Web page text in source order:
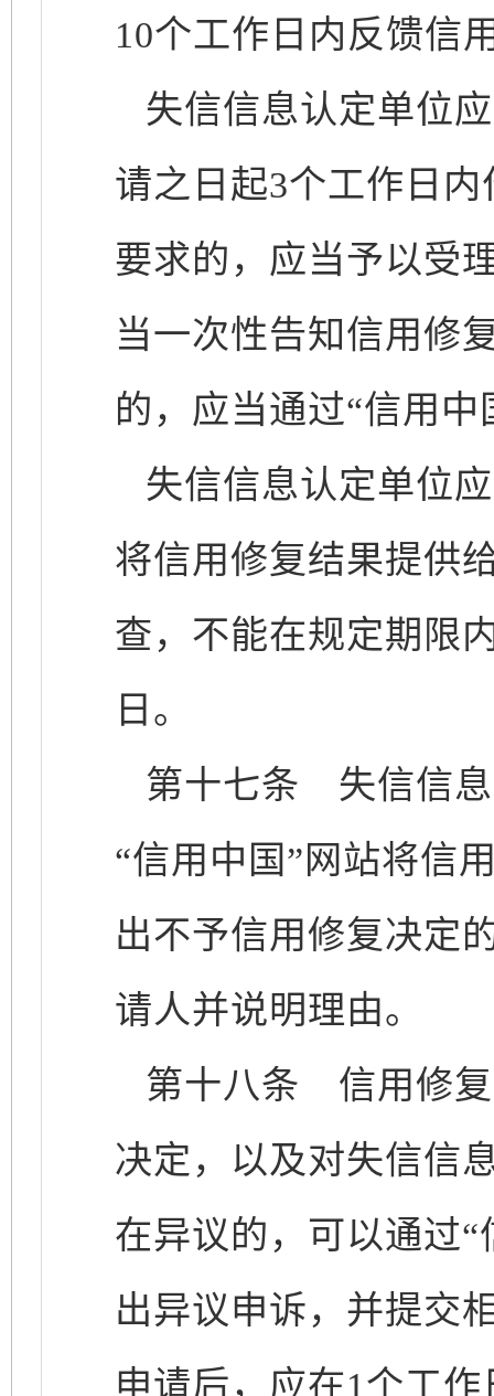
10个工作日内反馈信
失信信息认定单位
请之日起3个工作日
要求的，应当予以受
当一次性告知信用修
的，应当通过“信用
失信信息认定单位
将信用修复结果提供
查，不能在规定期限
日。
第十七条 失信信息
“信用中国”网站将信
出不予信用修复决定
请人并说明理由。
第十八条 信用修复
决定，以及对失信信
在异议的，可以通过
出异议申诉，并提交
申请后，应在1个工